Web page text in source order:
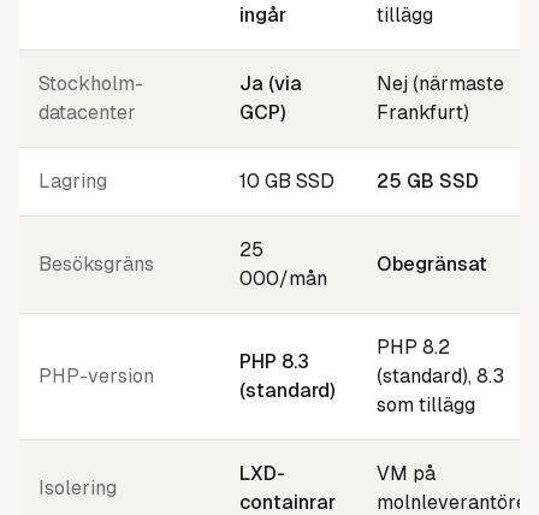
ingår tillägg
Stockholm-
datacenter
Ja (via
GCP)
Nej (närmaste
Frankfurt)
Lagring 10 GB SSD 25 GB SSD
Besöksgräns
25
000/mån
Obegränsat
PHP-version
PHP 8.3
(standard)
PHP 8.2
(standard), 8.3
som tillägg
Isolering
LXD-
containrar
VM på
molnleverantören